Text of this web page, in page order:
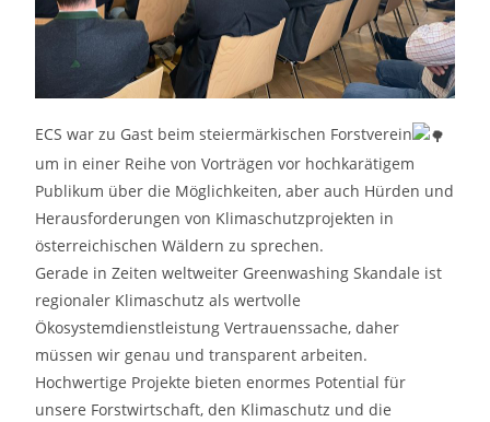
ECS war zu Gast beim steiermärkischen Forstverein
um in einer Reihe von Vorträgen vor hochkarätigem
Publikum über die Möglichkeiten, aber auch Hürden und
Herausforderungen von Klimaschutzprojekten in
österreichischen Wäldern zu sprechen.
Gerade in Zeiten weltweiter Greenwashing Skandale ist
regionaler Klimaschutz als wertvolle
Ökosystemdienstleistung Vertrauenssache, daher
müssen wir genau und transparent arbeiten.
Hochwertige Projekte bieten enormes Potential für
unsere Forstwirtschaft, den Klimaschutz und die